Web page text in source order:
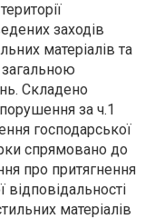
заходів
матеріалів та
загальною
Складено
за ч.1
господарської
спрямовано до
про притягнення
матеріалів